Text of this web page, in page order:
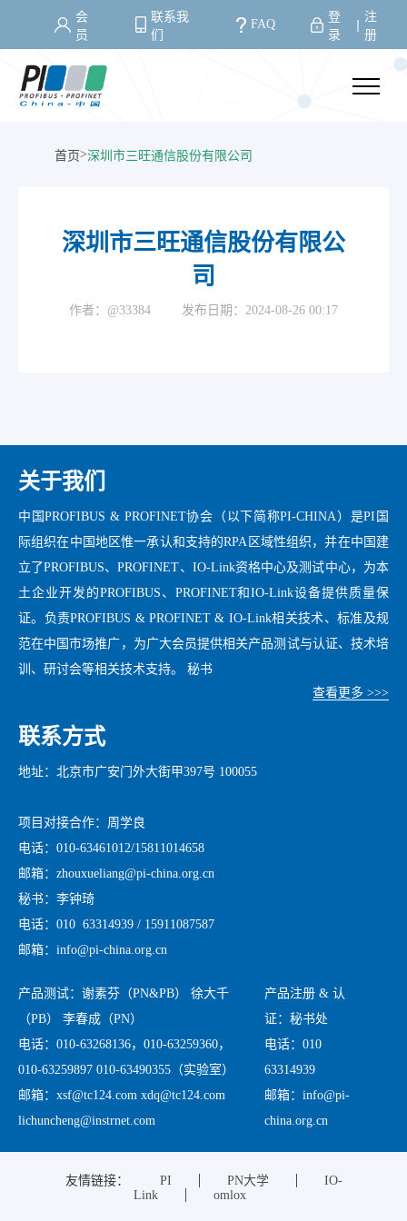
会
员
联系我
们
FAQ
登
录
注
册
首页>深圳市三旺通信股份有限公司
深圳市三旺通信股份有限公
司
作者：@33384 发布日期：2024-08-26 00:17
关于我们
中国PROFIBUS & PROFINET协会（以下简称PI-CHINA）是PI国
际组织在中国地区惟一承认和支持的RPA区域性组织，并在中国建
立了PROFIBUS、PROFINET、IO-Link资格中心及测试中心，为本
土企业开发的PROFIBUS、PROFINET和IO-Link设备提供质量保
证。负责PROFIBUS & PROFINET & IO-Link相关技术、标准及规
范在中国市场推广，为广大会员提供相关产品测试与认证、技术培
训、研讨会等相关技术支持。 秘书
查看更多 >>>
联系方式
地址：北京市广安门外大街甲397号 100055
项目对接合作：周学良
电话：010-63461012/15811014658
邮箱：zhouxueliang@pi-china.org.cn
秘书：李钟琦
电话：010 63314939 / 15911087587
邮箱：info@pi-china.org.cn
产品测试：谢素芬（PN&PB） 徐大千
（PB） 李春成（PN）
电话：010-63268136，010-63259360，
010-63259897 010-63490355（实验室）
邮箱：xsf@tc124.com xdq@tc124.com
lichuncheng@instrnet.com
产品注册 & 认
证：秘书处
电话：010
63314939
邮箱：info@pi-
china.org.cn
友情链接： PI PN大学
IO-
Link
omlox